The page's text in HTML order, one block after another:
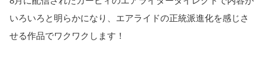
いろいろと明らかになり、エアライドの正統派進化を感じさ
せる作品でワクワクします！